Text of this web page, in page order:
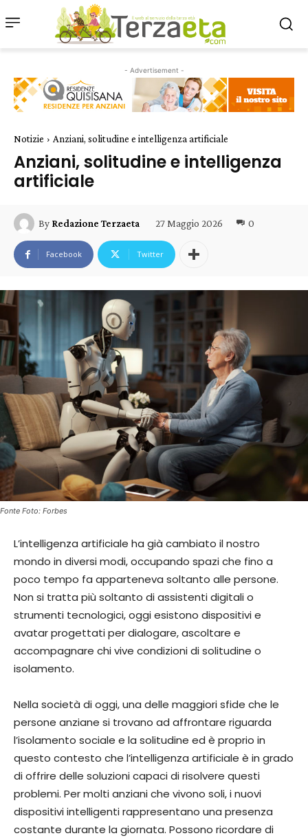
- Advertisement -
Notizie Anziani, solitudine e intelligenza artificiale
Anziani, solitudine e intelligenza
artificiale
By Redazione Terzaeta 27 Maggio 2026 0
Facebook Twitter
Fonte Foto: Forbes
L’intelligenza artificiale ha già cambiato il nostro
mondo in diversi modi, occupando spazi che fino a
poco tempo fa apparteneva soltanto alle persone.
Non si tratta più soltanto di assistenti digitali o
strumenti tecnologici, oggi esistono dispositivi e
avatar progettati per dialogare, ascoltare e
accompagnare chi vive condizioni di solitudine o
isolamento.
Nella società di oggi, una delle maggiori sfide che le
persone anziane si trovano ad affrontare riguarda
l’isolamento sociale e la solitudine ed è proprio in
questo contesto che l’intelligenza artificiale è in grado
di offrire delle soluzioni capaci di risolvere questi
problemi. Per molti anziani che vivono soli, i nuovi
dispositivi intelligenti rappresentano una presenza
costante durante la giornata. Possono ricordare di